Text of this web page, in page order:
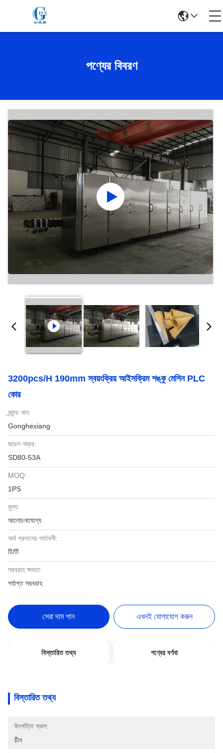
পণ্যের বিবরণ
3200pcs/H 190mm স্বয়ংক্রিয় আইসক্রিম শঙ্কু মেশিন PLC
কোর
ব্র্যান্ড নাম:
Gonghexiang
মডেল নম্বর:
SD80-53A
MOQ:
1PS
মূল্য:
আলোচনাযোগ্য
অর্থ প্রদানের শর্তাবলী:
টি/টি
সরবরাহ ক্ষমতা:
পর্যাপ্ত সরবরাহ
সেরা দাম পান এখনই যোগাযোগ করুন
বিস্তারিত তথ্য পণ্যের বর্ণনা
বিস্তারিত তথ্য
উৎপত্তি স্থল:
চীন